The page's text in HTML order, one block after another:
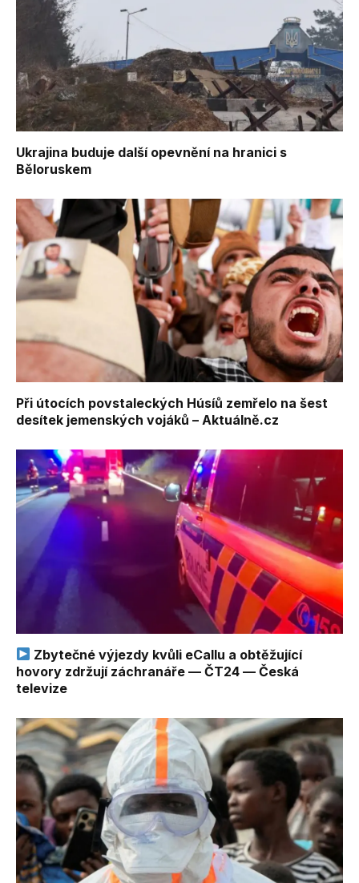
Ukrajina buduje další opevnění na hranici s
Běloruskem
Při útocích povstaleckých Húsíů zemřelo na šest
desítek jemenských vojáků – Aktuálně.cz
Zbytečné výjezdy kvůli eCallu a obtěžující
hovory zdržují záchranáře — ČT24 — Česká
televize